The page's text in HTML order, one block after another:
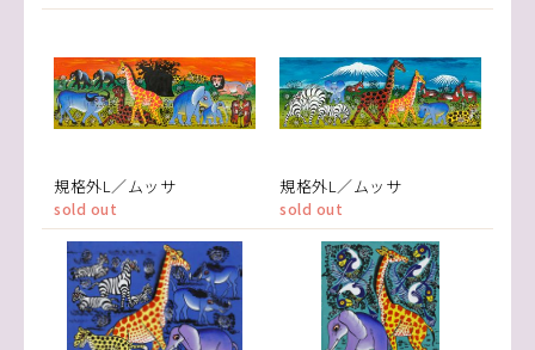
規格外L／ムッサ
sold out
規格外L／ムッサ
sold out